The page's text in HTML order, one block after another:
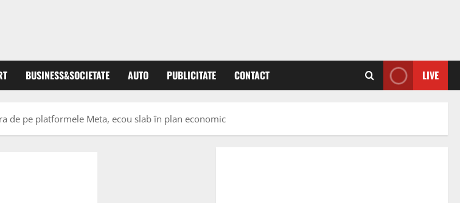
BUSINESS&SOCIETATE AUTO PUBLICITATE CONTACT LIVE
de pe platformele Meta, ecou slab în plan economic